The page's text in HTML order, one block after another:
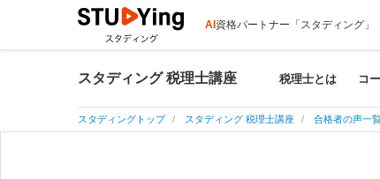
AI 資格パートナー「スタディング」
スタディング 税理士講座 税理士とは コ
スタディングトップ スタディング 税理士講座 合格者の声一